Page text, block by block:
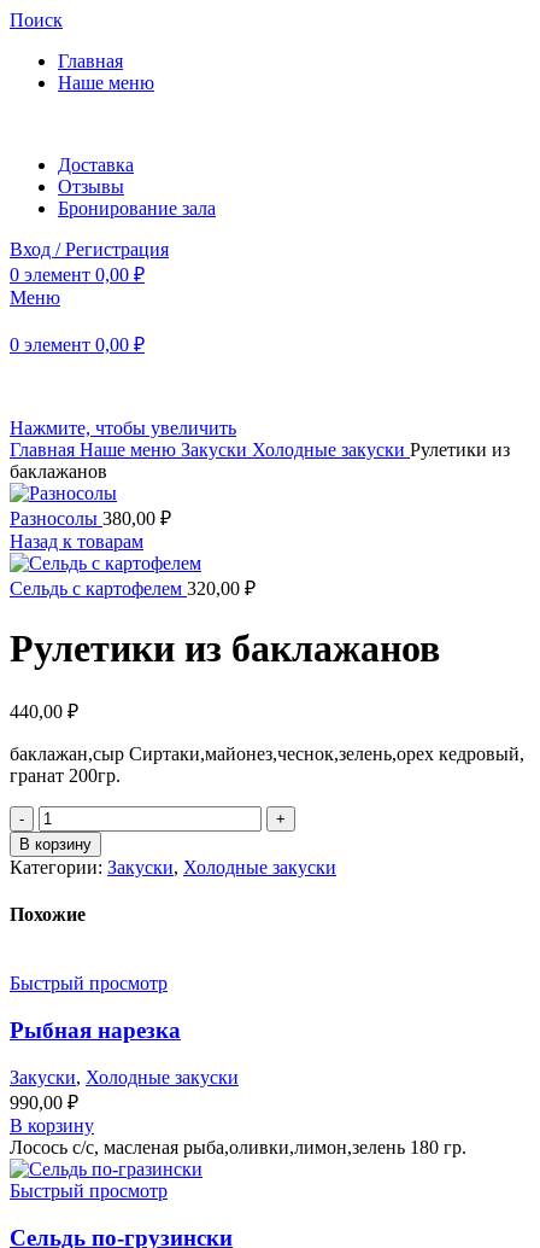
Поиск
Главная
Наше меню
Доставка
Отзывы
Бронирование зала
Вход / Регистрация
0 элемент 0,00 ₽
Меню
0 элемент 0,00 ₽
Нажмите, чтобы увеличить
Главная Наше меню Закуски Холодные закуски Рулетики из
баклажанов
Разносолы 380,00 ₽
Назад к товарам
Сельдь с картофелем 320,00 ₽
Рулетики из баклажанов
440,00 ₽
баклажан,сыр Сиртаки,майонез,чеснок,зелень,орех кедровый,
гранат 200гр.
В корзину
Категории: Закуски, Холодные закуски
Похожие
Быстрый просмотр
Рыбная нарезка
Закуски, Холодные закуски
990,00 ₽
В корзину
Лосось с/с, масленая рыба,оливки,лимон,зелень 180 гр.
Быстрый просмотр
Сельдь по-грузински